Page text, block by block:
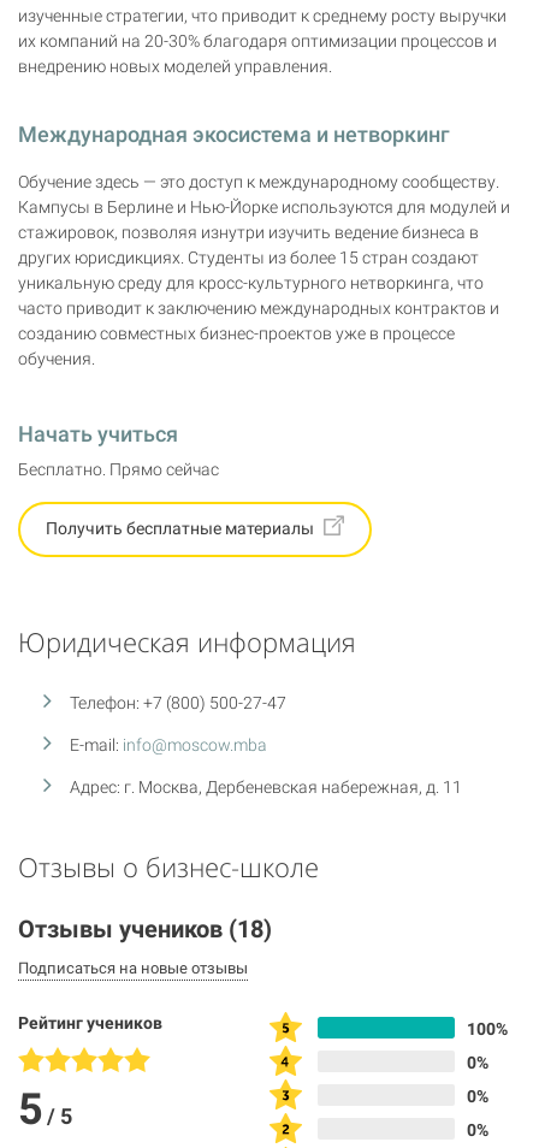
изученные стратегии, что приводит к среднему росту выручки
их компаний на 20-30% благодаря оптимизации процессов и
внедрению новых моделей управления.
Международная экосистема и нетворкинг
Обучение здесь — это доступ к международному сообществу.
Кампусы в Берлине и Нью-Йорке используются для модулей и
стажировок, позволяя изнутри изучить ведение бизнеса в
других юрисдикциях. Студенты из более 15 стран создают
уникальную среду для кросс-культурного нетворкинга, что
часто приводит к заключению международных контрактов и
созданию совместных бизнес-проектов уже в процессе
обучения.
Начать учиться
Бесплатно. Прямо сейчас
Получить бесплатные материалы
Юридическая информация
Телефон: +7 (800) 500-27-47
E-mail: info@moscow.mba
Адрес: г. Москва, Дербеневская набережная, д. 11
Отзывы о бизнес-школе
Отзывы учеников (18)
Подписаться на новые отзывы
Рейтинг учеников
5/ 5
100%
0%
0%
0%